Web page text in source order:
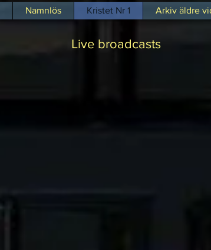
Namnlös Kristet Nr 1 Arkiv äldre
Live broadcasts